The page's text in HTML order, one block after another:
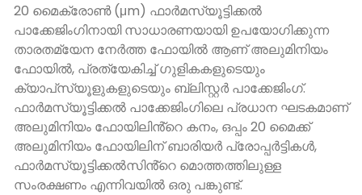
20 മൈക്രോൺ (μm) ഫാർമസ്യൂട്ടിക്കൽ
പാക്കേജിംഗിനായി സാധാരണയായി ഉപയോഗിക്കുന്ന
താരതമ്യേന നേർത്ത ഫോയിൽ ആണ് അലുമിനിയം
ഫോയിൽ, പ്രത്യേകിച്ച് ഗുളികകളുടെയും
ക്യാപ്‌സ്യൂളുകളുടെയും ബ്ലിസ്റ്റർ പാക്കേജിംഗ്.
ഫാർമസ്യൂട്ടിക്കൽ പാക്കേജിംഗിലെ പ്രധാന ഘടകമാണ്
അലുമിനിയം ഫോയിലിൻ്റെ കനം, ഒപ്പം 20 മൈക്ക്
അലുമിനിയം ഫോയിലിന് ബാരിയർ പ്രോപ്പർട്ടികൾ,
ഫാർമസ്യൂട്ടിക്കൽസിൻ്റെ മൊത്തത്തിലുള്ള
സംരക്ഷണം എന്നിവയിൽ ഒരു പങ്കുണ്ട്.